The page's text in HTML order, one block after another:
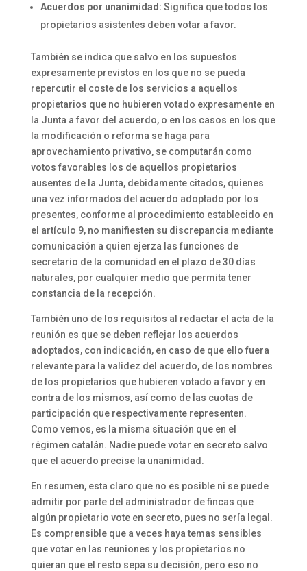
Acuerdos por unanimidad: Significa que todos los
propietarios asistentes deben votar a favor.
También se indica que salvo en los supuestos
expresamente previstos en los que no se pueda
repercutir el coste de los servicios a aquellos
propietarios que no hubieren votado expresamente en
la Junta a favor del acuerdo, o en los casos en los que
la modificación o reforma se haga para
aprovechamiento privativo, se computarán como
votos favorables los de aquellos propietarios
ausentes de la Junta, debidamente citados, quienes
una vez informados del acuerdo adoptado por los
presentes, conforme al procedimiento establecido en
el artículo 9, no manifiesten su discrepancia mediante
comunicación a quien ejerza las funciones de
secretario de la comunidad en el plazo de 30 días
naturales, por cualquier medio que permita tener
constancia de la recepción.
También uno de los requisitos al redactar el acta de la
reunión es que se deben reflejar los acuerdos
adoptados, con indicación, en caso de que ello fuera
relevante para la validez del acuerdo, de los nombres
de los propietarios que hubieren votado a favor y en
contra de los mismos, así como de las cuotas de
participación que respectivamente representen.
Como vemos, es la misma situación que en el
régimen catalán. Nadie puede votar en secreto salvo
que el acuerdo precise la unanimidad.
En resumen, esta claro que no es posible ni se puede
admitir por parte del administrador de fincas que
algún propietario vote en secreto, pues no sería legal.
Es comprensible que a veces haya temas sensibles
que votar en las reuniones y los propietarios no
quieran que el resto sepa su decisión, pero eso no